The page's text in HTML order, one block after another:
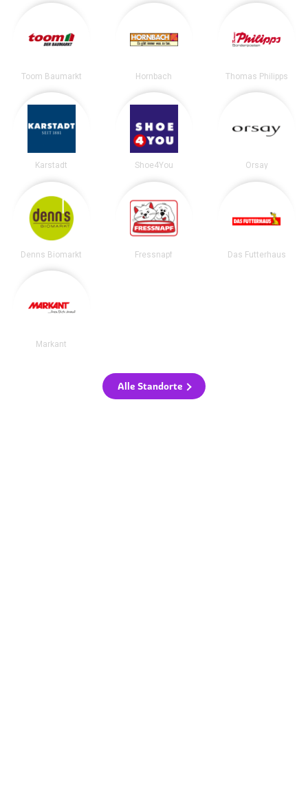
Toom Baumarkt Hornbach Thomas Philipps
Karstadt Shoe4You Orsay
Denns Biomarkt Fressnapf Das Futterhaus
Markant
Alle Standorte